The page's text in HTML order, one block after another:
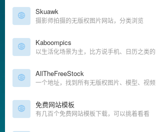
Skuawk
摄影师拍摄的无版权图片网站，分类浏览
Kaboompics
以生活化场景为主，比方说手机、日历之类的
AllTheFreeStock
一个地址，找到所有无版权图片、模型、视频
免费网站模板
有几百个免费网站模板下载，可以挑着看看